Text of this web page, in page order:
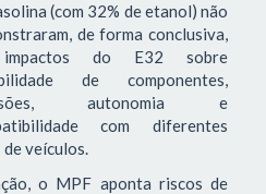
(com 32% de etanol) não
de forma conclusiva,
do E32 sobre
de componentes,
autonomia e
com diferentes
veículos.
o MPF aponta riscos de